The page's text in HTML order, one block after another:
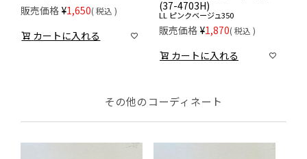
販売価格 ¥1,650 税込
カートに入れる
(37-4703H)
LL ピンクベージュ350
販売価格 ¥1,870 税込
カートに入れる
その他のコーディネート